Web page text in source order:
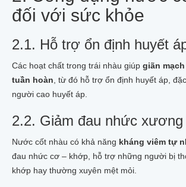
02 BÁNH XÀ BÔNG NHÀU
SỮA RỬA MẶT TRÁI NHÀU
CÂY NHÀU GIỐNG
100GR HẠT NHÀU GIỐNG
Tin tức
Liên hệ
đối với sức khỏe
2.1. Hỗ trợ ổn định huyết
Các hoạt chất trong trái nhàu giúp giãn
tuần hoàn , từ đó hỗ trợ ổn định huyết áp,
người cao huyết áp.
2.2. Giảm đau nhức
Nước cốt nhàu có khả năng kháng viêm tự
đau nhức cơ – khớp, hỗ trợ những người bị
khớp hay thường xuyên mệt mỏi.